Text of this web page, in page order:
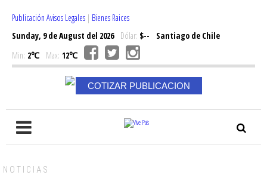
Publicación Avisos Legales | Bienes Raices
Sunday, 9 de August del 2026Dólar: $--
Santiago de Chile
Min: 2℃ Max: 12℃
COTIZAR PUBLICACION
NOTICIAS